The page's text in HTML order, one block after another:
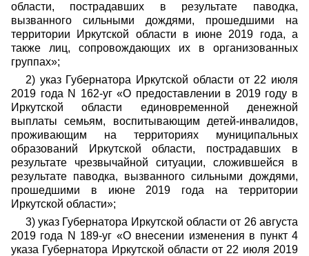
области, пострадавших в результате паводка,
вызванного сильными дождями, прошедшими на
территории Иркутской области в июне 2019 года, а
также лиц, сопровождающих их в организованных
группах»;
2) указ Губернатора Иркутской области от 22 июля
2019 года N 162-уг «О предоставлении в 2019 году в
Иркутской области единовременной денежной
выплаты семьям, воспитывающим детей-инвалидов,
проживающим на территориях муниципальных
образований Иркутской области, пострадавших в
результате чрезвычайной ситуации, сложившейся в
результате паводка, вызванного сильными дождями,
прошедшими в июне 2019 года на территории
Иркутской области»;
3) указ Губернатора Иркутской области от 26 августа
2019 года N 189-уг «О внесении изменения в пункт 4
указа Губернатора Иркутской области от 22 июля 2019